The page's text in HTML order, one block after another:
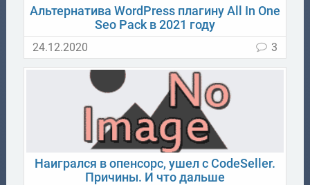
Альтернатива WordPress плагину All In One
Seo Pack в 2021 году
24.12.2020 3
Наигрался в опенсорс, ушел с CodeSeller.
Причины. И что дальше